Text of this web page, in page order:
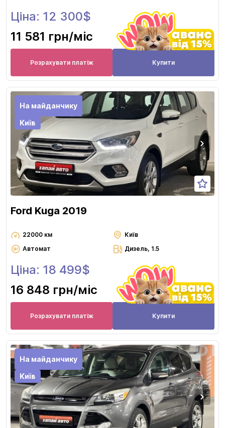
Ціна: 12 300$
11 581 грн/міс
Розрахувати платіж Купити
На майданчику
Київ
Ford Kuga 2019
22000 км
Київ
Автомат
Дизель, 1.5
Ціна: 18 499$
16 848 грн/міс
Розрахувати платіж Купити
На майданчику
Київ